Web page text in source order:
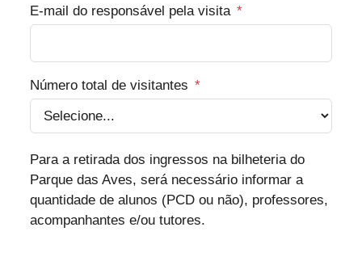
E-mail do responsável pela visita *
Número total de visitantes *
Para a retirada dos ingressos na bilheteria do
Parque das Aves, será necessário informar a
quantidade de alunos (PCD ou não), professores,
acompanhantes e/ou tutores.